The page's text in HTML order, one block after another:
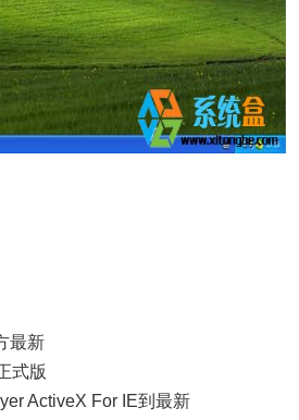
最新
式版
ActiveX For IE到最新